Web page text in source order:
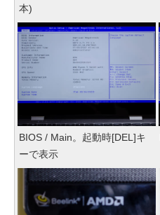
本)
BIOS / Main。起動時[DEL]キ
ーで表示